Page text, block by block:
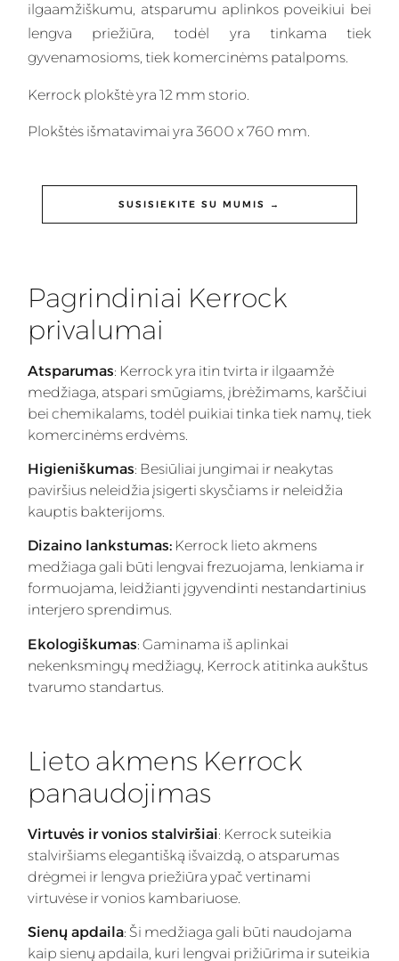
ilgaamžiškumu, atsparumu aplinkos poveikiui bei
lengva priežiūra, todėl yra tinkama tiek
gyvenamosioms, tiek komercinėms patalpoms.
Kerrock plokštė yra 12 mm storio.
Plokštės išmatavimai yra 3600 x 760 mm.
SUSISIEKITE SU MUMIS →
Pagrindiniai Kerrock
privalumai
Atsparumas: Kerrock yra itin tvirta ir ilgaamžė
medžiaga, atspari smūgiams, įbrėžimams, karščiui
bei chemikalams, todėl puikiai tinka tiek namų, tiek
komercinėms erdvėms.
Higieniškumas: Besiūliai jungimai ir neakytas
paviršius neleidžia įsigerti skysčiams ir neleidžia
kauptis bakterijoms.
Dizaino lankstumas: Kerrock lieto akmens
medžiaga gali būti lengvai frezuojama, lenkiama ir
formuojama, leidžianti įgyvendinti nestandartinius
interjero sprendimus.
Ekologiškumas: Gaminama iš aplinkai
nekenksmingų medžiagų, Kerrock atitinka aukštus
tvarumo standartus.
Lieto akmens Kerrock
panaudojimas
Virtuvės ir vonios stalviršiai: Kerrock suteikia
stalviršiams elegantišką išvaizdą, o atsparumas
drėgmei ir lengva priežiūra ypač vertinami
virtuvėse ir vonios kambariuose.
Sienų apdaila: Ši medžiaga gali būti naudojama
kaip sienų apdaila, kuri lengvai prižiūrima ir suteikia